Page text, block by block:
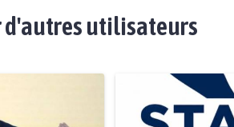
d'autres utilisateurs